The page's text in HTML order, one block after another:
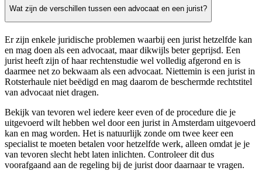
Wat zijn de verschillen tussen een advocaat en een jurist?
Er zijn enkele juridische problemen waarbij een jurist hetzelfde kan
en mag doen als een advocaat, maar dikwijls beter geprijsd. Een
jurist heeft zijn of haar rechtenstudie wel volledig afgerond en is
daarmee net zo bekwaam als een advocaat. Niettemin is een jurist in
Rotsterhaule niet beëdigd en mag daarom de beschermde rechtstitel
van advocaat niet dragen.
Bekijk van tevoren wel iedere keer even of de procedure die je
uitgevoerd wilt hebben wel door een jurist in Amsterdam uitgevoerd
kan en mag worden. Het is natuurlijk zonde om twee keer een
specialist te moeten betalen voor hetzelfde werk, alleen omdat je je
van tevoren slecht hebt laten inlichten. Controleer dit dus
voorafgaand aan de regeling bij de jurist door daarnaar te vragen.